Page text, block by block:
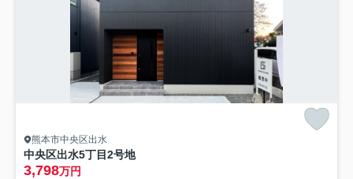
熊本市中央区出水
中央区出水5丁目2号地
3,798万円